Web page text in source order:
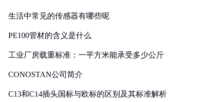
生活中常见的传感器有哪些呢
PE100管材的含义是什么
工业厂房载重标准：一平方米能承受多少公斤
CONOSTAN公司简介
C13和C14插头国标与欧标的区别及其标准解析